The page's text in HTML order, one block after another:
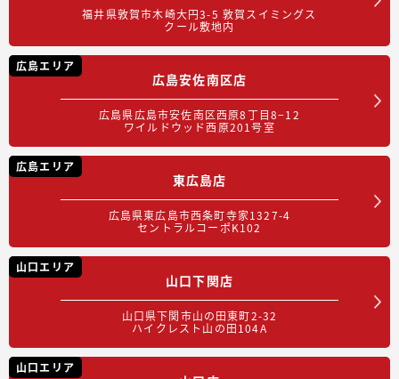
福井県敦賀市木崎大円3-5 敦賀スイミングス
クール敷地内
広島エリア
広島安佐南区店
広島県広島市安佐南区西原8丁目8−12
ワイルドウッド西原201号室
広島エリア
東広島店
広島県東広島市西条町寺家1327-4
セントラルコーポK102
山口エリア
山口下関店
山口県下関市山の田東町2-32
ハイクレスト山の田104A
山口エリア